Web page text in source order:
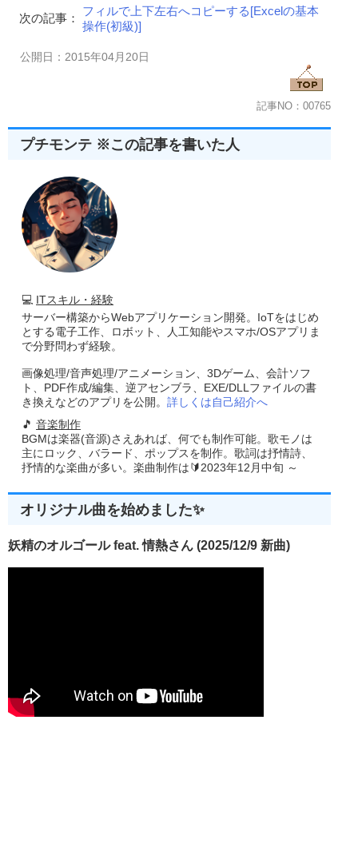
次の記事：
フィルで上下左右へコピーする[Excelの基本
操作(初級)]
公開日：2015年04月20日
記事NO：00765
プチモンテ ※この記事を書いた人
💻 ITスキル・経験
サーバー構築からWebアプリケーション開発。IoTをはじめ
とする電子工作、ロボット、人工知能やスマホ/OSアプリま
で分野問わず経験。
画像処理/音声処理/アニメーション、3Dゲーム、会計ソフ
ト、PDF作成/編集、逆アセンブラ、EXE/DLLファイルの書
き換えなどのアプリを公開。 詳しくは自己紹介へ
🎵 音楽制作
BGMは楽器(音源)さえあれば、何でも制作可能。歌モノは
主にロック、バラード、ポップスを制作。歌詞は抒情詩、
抒情的な楽曲が多い。楽曲制作は🔰2023年12月中旬 ～
オリジナル曲を始めました✨
妖精のオルゴール feat. 情熱さん (2025/12/9 新曲)